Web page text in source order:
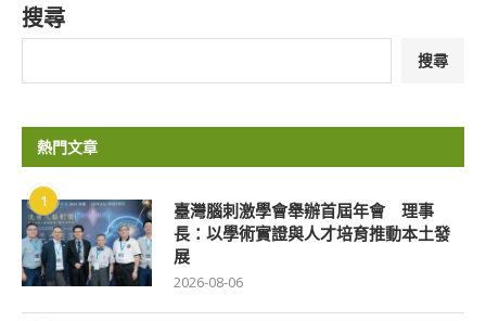
搜尋
搜尋
熱門文章
1
臺灣腦刺激學會舉辦首屆年會 理事
長：以學術實證與人才培育推動本土發
展
2026-08-06